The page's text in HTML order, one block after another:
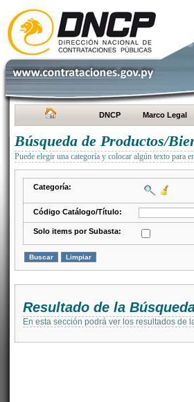
DNCP Marco Legal
Búsqueda de Productos/
Puede elegir una categoría y colocar algún texto para
Categoría:
Código Catálogo/Título:
Solo items por Subasta:
Resultado de la
En esta sección podrá ver los resultados de